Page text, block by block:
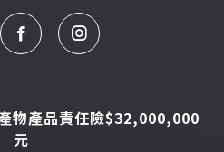
物產品責任險$32,000,000
元